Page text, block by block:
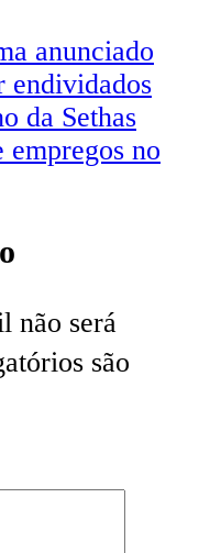
anunciado
endividados
da Sethas
empregos no
não será
são